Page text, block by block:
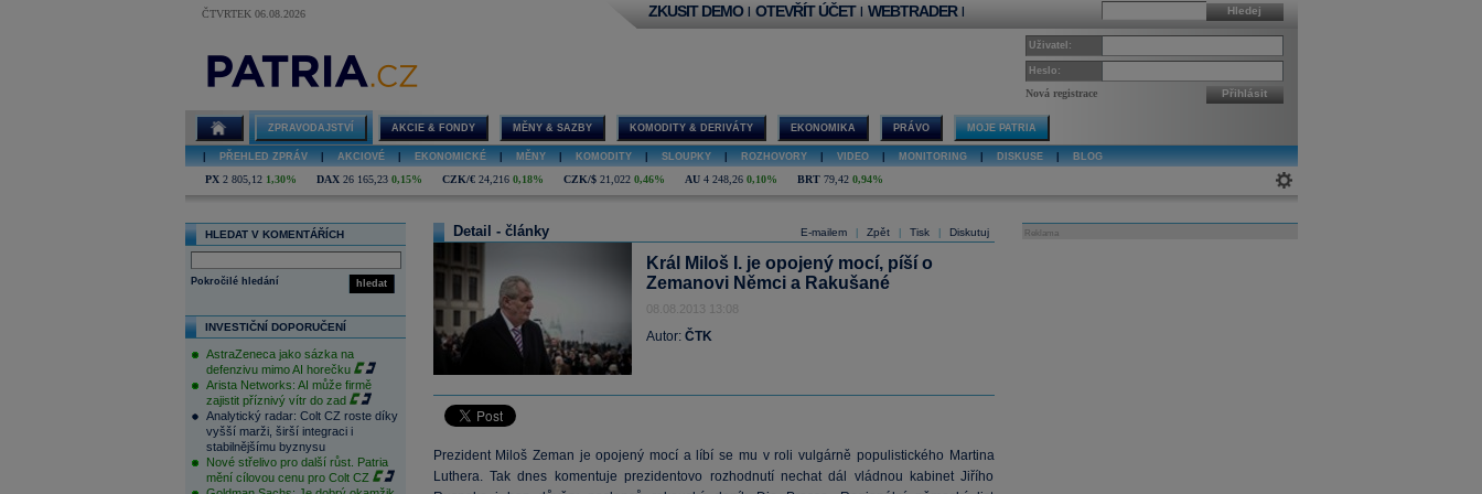
ČTVRTEK 06.08.2026 Hledej
ZKUSIT DEMO | OTEVŘÍT ÚČET | WEBTRADER |
Uživatel:
Heslo:
Nová registrace Přihlásit
ZPRAVODAJSTVÍ AKCIE & FONDY MĚNY & SAZBY KOMODITY & DERIVÁTY EKONOMIKA PRÁVO MOJE PATRIA
PŘEHLED ZPRÁV AKCIOVÉ EKONOMICKÉ MĚNY KOMODITY SLOUPKY ROZHOVORY VIDEO MONITORING DISKUSE BLOG
PX 2 805,12 1,30% DAX 26 165,23 0,15% CZK/€ 24,216 0,18% CZK/$ 21,022 0,46% AU 4 248,26 0,10% BRT 79,42 0,94%
HLEDAT V KOMENTÁŘÍCH
hledat
Pokročilé hledání
INVESTIČNÍ DOPORUČENÍ
AstraZeneca jako sázka na
defenzivu mimo AI horečku
Arista Networks: AI může firmě
zajistit příznivý vítr do zad
Analytický radar: Colt CZ roste díky
vyšší marži, širší integraci i
stabilnějšímu byznysu
Nové střelivo pro další růst. Patria
mění cílovou cenu pro Colt CZ
E-mailem Zpět Tisk Diskutuj
Detail - články
Král Miloš I. je opojený mocí, píší o
Zemanovi Němci a Rakušané
08.08.2013 13:08
Autor: ČTK
Prezident Miloš Zeman je opojený mocí a líbí se mu v roli vulgárně populistického Martina
Luthera. Tak dnes komentuje prezidentovo rozhodnutí nechat dál vládnou kabinet Jiřího
Reklama